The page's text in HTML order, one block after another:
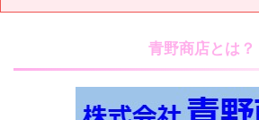
青野商店とは？